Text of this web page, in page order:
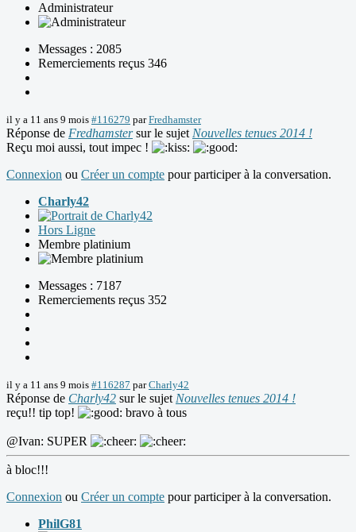
Administrateur
Messages : 2085
Remerciements reçus 346
il y a 11 ans 9 mois #116279 parFredhamster
Réponse de Fredhamstersur le sujet Nouvelles tenues 2014 !
Reçu moi aussi, tout impec !
Connexion ou Créer un compte pour participer à la conversation.
Charly42
Hors Ligne
Membre platinium
Messages : 7187
Remerciements reçus 352
il y a 11 ans 9 mois #116287 parCharly42
Réponse de Charly42 sur le sujet Nouvelles tenues 2014 !
reçu!! tip top!
bravo à tous
@Ivan: SUPER
à bloc!!!
Connexion ou Créer un compte pour participer à la conversation.
PhilG81